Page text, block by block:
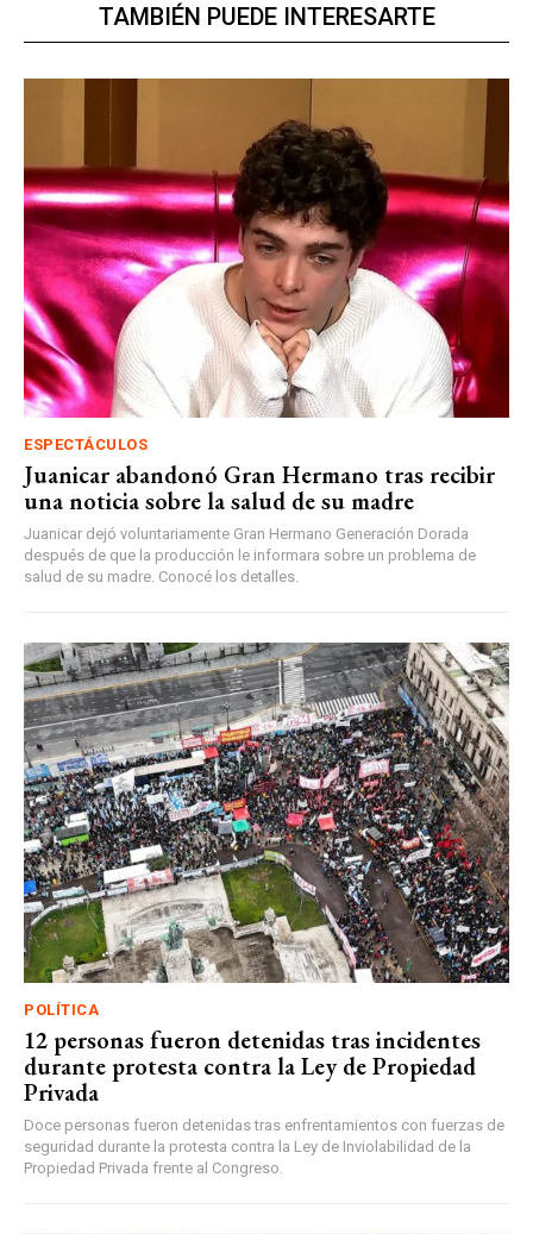
TAMBIÉN PUEDE INTERESARTE
ESPECTÁCULOS
Juanicar abandonó Gran Hermano tras recibir
una noticia sobre la salud de su madre
Juanicar dejó voluntariamente Gran Hermano Generación Dorada
después de que la producción le informara sobre un problema de
salud de su madre. Conocé los detalles.
POLÍTICA
12 personas fueron detenidas tras incidentes
durante protesta contra la Ley de Propiedad
Privada
Doce personas fueron detenidas tras enfrentamientos con fuerzas de
seguridad durante la protesta contra la Ley de Inviolabilidad de la
Propiedad Privada frente al Congreso.